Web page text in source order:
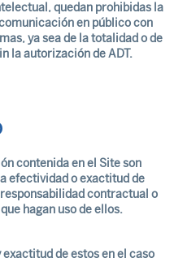
quedan prohibidas la
en público con
ya sea de la totalidad o de
la autorización de ADT.
contenida en el Site son
efectividad o exactitud de
contractual o
hagan uso de ellos.
de estos en el caso